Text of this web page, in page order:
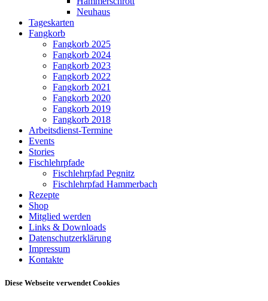
Neuhaus
Tageskarten
Fangkorb
Fangkorb 2025
Fangkorb 2024
Fangkorb 2023
Fangkorb 2022
Fangkorb 2021
Fangkorb 2020
Fangkorb 2019
Fangkorb 2018
Arbeitsdienst-Termine
Events
Stories
Fischlehrpfade
Fischlehrpfad Pegnitz
Fischlehrpfad Hammerbach
Rezepte
Shop
Mitglied werden
Links & Downloads
Datenschutzerklärung
Impressum
Kontakte
Diese Webseite verwendet Cookies